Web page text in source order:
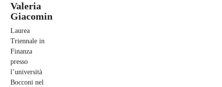
Valeria
Giacomin
Laurea
Triennale in
Finanza
presso
l’università
Bocconi nel